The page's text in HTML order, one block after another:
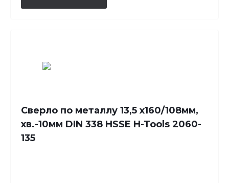
Сверло по металлу 13,5 x160/108мм,
хв.-10мм DIN 338 HSSE H-Tools 2060-
135